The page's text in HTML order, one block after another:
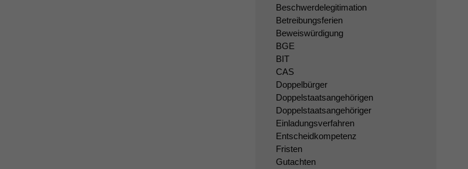
Beschwerdelegitimation
Betreibungsferien
Beweiswürdigung
BGE
BIT
CAS
Doppelbürger
Doppelstaatsangehörigen
Doppelstaatsangehöriger
Einladungsverfahren
Entscheidkompetenz
Fristen
Gutachten